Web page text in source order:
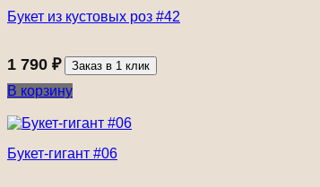
Букет из кустовых роз #42
1 790 ₽ Заказ в 1 клик
В корзину
Букет-гигант #06